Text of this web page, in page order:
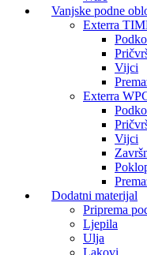
Vanjske podne
Exterra
Vijci
Exterra
Vijci
Dodatni materijal
Priprema
Ljepila
Ulja
Lakovi